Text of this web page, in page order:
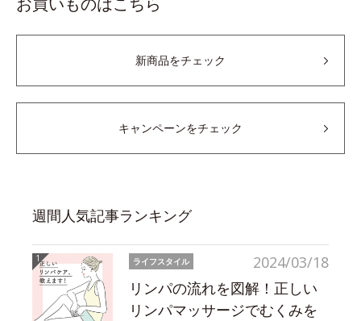
新商品をチェック
キャンペーンをチェック
週間人気記事ランキング
2024/03/18
ライフスタイル
リンパの流れを図解！正しい
リンパマッサージでむくみを